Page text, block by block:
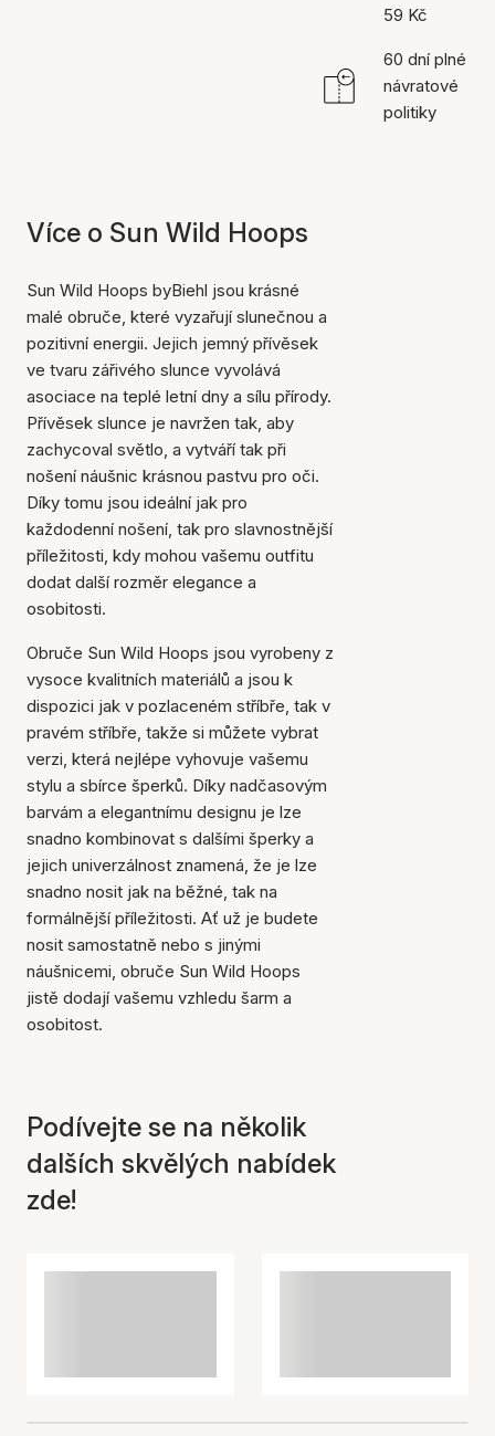
59 Kč
60 dní plné
návratové
politiky
Více o Sun Wild Hoops
Sun Wild Hoops byBiehl jsou krásné
malé obruče, které vyzařují slunečnou a
pozitivní energii. Jejich jemný přívěsek
ve tvaru zářivého slunce vyvolává
asociace na teplé letní dny a sílu přírody.
Přívěsek slunce je navržen tak, aby
zachycoval světlo, a vytváří tak při
nošení náušnic krásnou pastvu pro oči.
Díky tomu jsou ideální jak pro
každodenní nošení, tak pro slavnostnější
příležitosti, kdy mohou vašemu outfitu
dodat další rozměr elegance a
osobitosti.
Obruče Sun Wild Hoops jsou vyrobeny z
vysoce kvalitních materiálů a jsou k
dispozici jak v pozlaceném stříbře, tak v
pravém stříbře, takže si můžete vybrat
verzi, která nejlépe vyhovuje vašemu
stylu a sbírce šperků. Díky nadčasovým
barvám a elegantnímu designu je lze
snadno kombinovat s dalšími šperky a
jejich univerzálnost znamená, že je lze
snadno nosit jak na běžné, tak na
formálnější příležitosti. Ať už je budete
nosit samostatně nebo s jinými
náušnicemi, obruče Sun Wild Hoops
jistě dodají vašemu vzhledu šarm a
osobitost.
Podívejte se na několik
dalších skvělých nabídek
zde!